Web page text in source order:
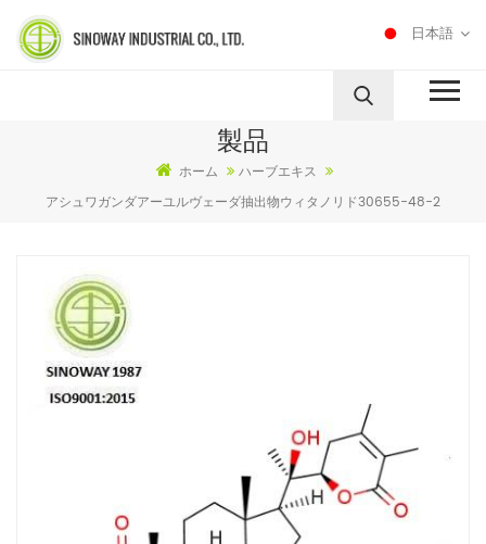
日本語
製品
ホーム
ハーブエキス
アシュワガンダアーユルヴェーダ抽出物ウィタノリド30655-48-2